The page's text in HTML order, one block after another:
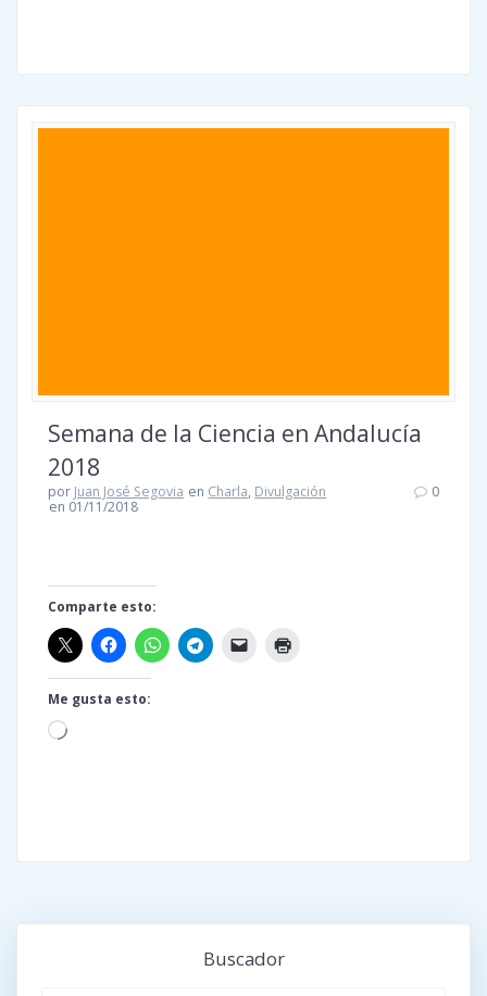
Semana de la Ciencia en Andalucía
2018
por Juan José Segovia en Charla, Divulgación
en 01/11/2018
0
Comparte esto:
Me gusta esto:
Cargando...
Buscador